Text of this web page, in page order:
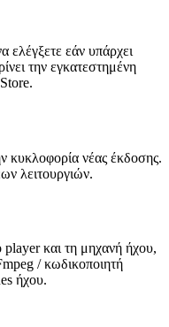
εάν υπάρχει
την εγκατεστημένη
κυκλοφορία νέας έκδοσης.
λειτουργιών.
και τη μηχανή ήχου,
/ κωδικοποιητή
ήχου.